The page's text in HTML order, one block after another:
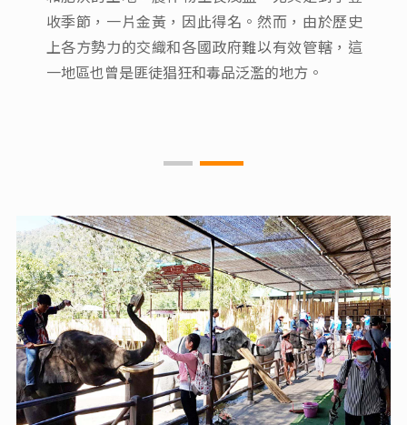
湄公河遊船 遇見傳說中的金三角地區
被稱為瀾滄江。金三角地區因其豐富的自然資源
和肥沃的土地，農作物生長茂盛，尤其是到了豐
收季節，一片金黃，因此得名。然而，由於歷史
上各方勢力的交織和各國政府難以有效管轄，這
一地區也曾是匪徒猖狂和毒品泛濫的地方。
湄公河遊船 遇見傳說中的金三角地區
被稱為瀾滄江。金三角地區因其豐富的自然資源
和肥沃的土地，農作物生長茂盛，尤其是到了豐
收季節，一片金黃，因此得名。然而，由於歷史
上各方勢力的交織和各國政府難以有效管轄，這
一地區也曾是匪徒猖狂和毒品泛濫的地方。